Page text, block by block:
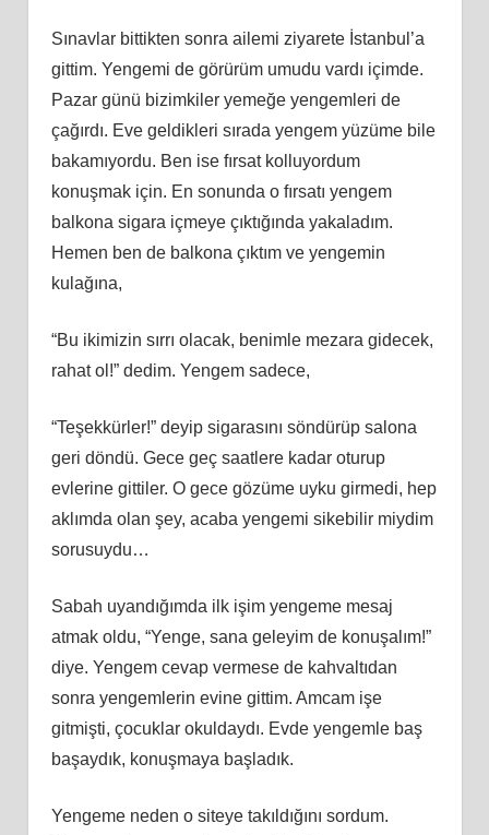
Sınavlar bittikten sonra ailemi ziyarete İstanbul’a
gittim. Yengemi de görürüm umudu vardı içimde.
Pazar günü bizimkiler yemeğe yengemleri de
çağırdı. Eve geldikleri sırada yengem yüzüme bile
bakamıyordu. Ben ise fırsat kolluyordum
konuşmak için. En sonunda o fırsatı yengem
balkona sigara içmeye çıktığında yakaladım.
Hemen ben de balkona çıktım ve yengemin
kulağına,
“Bu ikimizin sırrı olacak, benimle mezara gidecek,
rahat ol!” dedim. Yengem sadece,
“Teşekkürler!” deyip sigarasını söndürüp salona
geri döndü. Gece geç saatlere kadar oturup
evlerine gittiler. O gece gözüme uyku girmedi, hep
aklımda olan şey, acaba yengemi sikebilir miydim
sorusuydu…
Sabah uyandığımda ilk işim yengeme mesaj
atmak oldu, “Yenge, sana geleyim de konuşalım!”
diye. Yengem cevap vermese de kahvaltıdan
sonra yengemlerin evine gittim. Amcam işe
gitmişti, çocuklar okuldaydı. Evde yengemle baş
başaydık, konuşmaya başladık.
Yengeme neden o siteye takıldığını sordum.